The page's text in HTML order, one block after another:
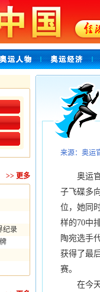
>> 更多
纪录
来源：奥运
奥运官
子飞碟多
位，她同
样的70中
陶宛选手
获得了最
赛。
在今天